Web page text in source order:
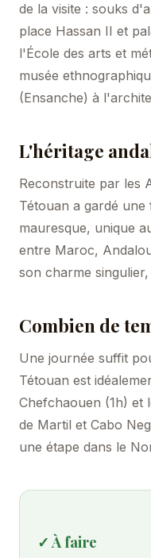
de la visite : souks
place Hassan II et
l'École des arts et
musée
(Ensanche) à
L'héritage
Reconstruite par les
Tétouan a gardé
mauresque, unique
entre Maroc,
son charme
Combien de
Une journée suffit
Tétouan est
Chefchaouen (1h) et
de Martil et Cabo
une étape dans le
✓ À faire